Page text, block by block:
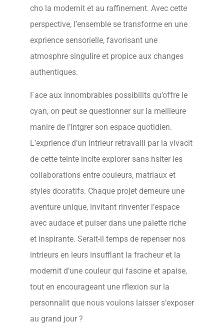
cho la modernit et au raffinement. Avec cette
perspective, l’ensemble se transforme en une
exprience sensorielle, favorisant une
atmosphre singulire et propice aux changes
authentiques.
Face aux innombrables possibilits qu’offre le
cyan, on peut se questionner sur la meilleure
manire de l’intgrer son espace quotidien.
L’exprience d’un intrieur retravaill par la vivacit
de cette teinte incite explorer sans hsiter les
collaborations entre couleurs, matriaux et
styles dcoratifs. Chaque projet demeure une
aventure unique, invitant rinventer l’espace
avec audace et puiser dans une palette riche
et inspirante. Serait-il temps de repenser nos
intrieurs en leurs insufflant la fracheur et la
modernit d’une couleur qui fascine et apaise,
tout en encourageant une rflexion sur la
personnalit que nous voulons laisser s’exposer
au grand jour ?